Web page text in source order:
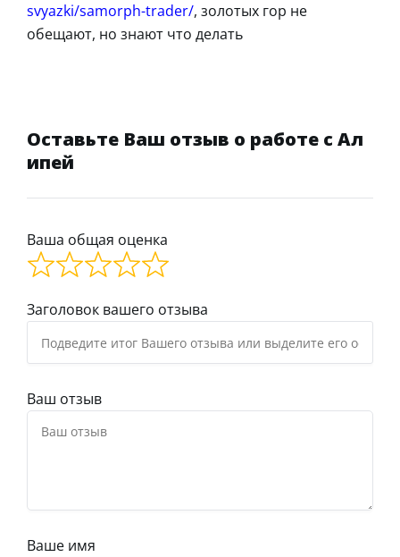
svyazki/samorph-trader/, золотых гор не
обещают, но знают что делать
Оставьте Ваш отзыв о работе с Ал
ипей
Ваша общая оценка
Заголовок вашего отзыва
Ваш отзыв
Ваше имя